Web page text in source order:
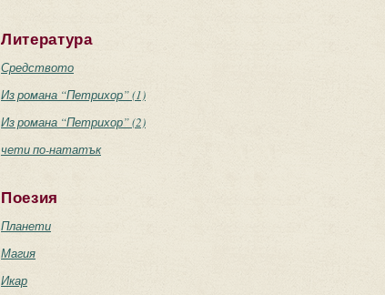
Литература
Средството
Из романа “Петрихор” (1)
Из романа “Петрихор” (2)
чети по-нататък
Поезия
Планети
Магия
Икар